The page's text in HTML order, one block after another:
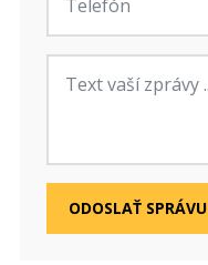
Zpráva
ODOSLAŤ SPRÁVU